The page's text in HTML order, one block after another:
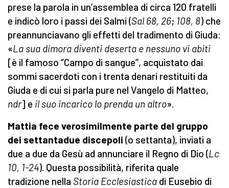
prese la parola in un’assemblea di circa 120 fratelli
e indicò loro i passi dei Salmi (Sal 68, 26; 108, 8) che
preannunciavano gli effetti del tradimento di Giuda:
«La sua dimora diventi deserta e nessuno vi abiti
[è il famoso “Campo di sangue”, acquistato dai
sommi sacerdoti con i trenta denari restituiti da
Giuda e di cui si parla pure nel Vangelo di Matteo,
ndr] e il suo incarico lo prenda un altro».
Mattia fece verosimilmente parte del gruppo
dei settantadue discepoli (o settanta), inviati a
due a due da Gesù ad annunciare il Regno di Dio (Lc
10, 1-24). Questa possibilità, riferita quale
tradizione nella Storia Ecclesiastica di Eusebio di